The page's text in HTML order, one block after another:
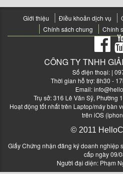
Giới thiệu Điều khoản dịch vụ
Chính sách chung
Chính
CÔNG TY TNHH
Số điện thoại: |
Thời gian hỗ trợ: 8h30 -
Email:
Trụ sở: 316 Lê Văn Sỹ, Phường
Hoạt động tốt nhất trên Laptop/máy bàn
trên iOS
© 2011
Giấy Chứng nhận đăng ký doanh nghiệp
cấp ngày 09/
Người đại diện: Phạm